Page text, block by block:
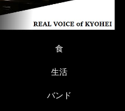
食
生活
バンド